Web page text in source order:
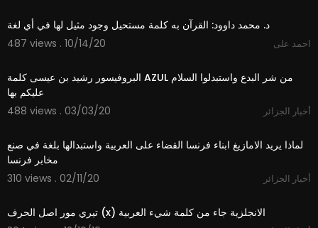
⁣د. محمد داوود: القرآن به كلمة مستحيل وجود مثيل لها في أي لغة
487 views . 10/14/20
احمد على
البروفيسور رشيد بن عيسى كلمة AZUL من شر البدع واستبدلوا السلام
عليكم بها
488 views . 03/03/20
أخبار الجزائر
لماذا يريد الامازيغ ابناء فرنسا القضاء على العربية واستبدالها بلغة في صنع
مخابر فرنسا
310 views . 02/11/20
أخبار الجزائر
تيري مور اصل الحرف (x) الانجلزية جاء من كلمة شيء العربية